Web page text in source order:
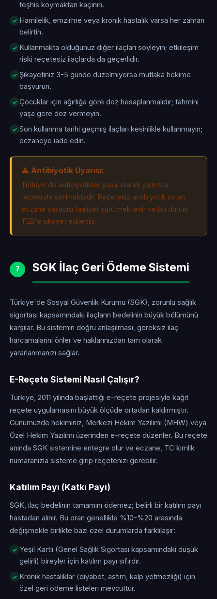
teşhis koymaktan kaçının.
Hamilelik, emzirme veya kronik hastalık varsa her zaman
belirtin.
Kullanmakta olduğunuz diğer ilaçları söyleyin; etkileşim
riski reçetesiz ilaçlarda da geçerlidir.
Şikayetiniz 3-5 günde düzelmiyorsa mutlaka hekime
başvurun.
Çocuklar için ağırlığa göre doz hesaplanmalıdır; tahmini
yaşa göre doz vermeyin.
Son kullanma tarihi geçmiş ilaçları kesinlikle kullanmayın;
eczaneye iade edin.
⚠️ Antibiyotik Uyarısı:
Türkiye'de antibiyotikler yasal olarak yalnızca
reçeteyle satılmaktadır. Reçetesiz antibiyotik satan
eczane yasadışı faaliyet yürütmektedir ve bu durum
TEB'e şikayet edilebilir.
7 SGK İlaç Geri Ödeme Sistemi
Türkiye'de Sosyal Güvenlik Kurumu (SGK), zorunlu sağlık
sigortası kapsamındaki ilaçların bedelinin büyük bölümünü
karşılar. Bu sistemin doğru anlaşılması, gereksiz ilaç
harcamalarını önler ve haklarınızdan tam olarak
yararlanmanızı sağlar.
E-Reçete Sistemi Nasıl Çalışır?
Türkiye, 2011 yılında başlattığı e-reçete projesiyle kağıt
reçete uygulamasını büyük ölçüde ortadan kaldırmıştır.
Günümüzde hekiminiz, Merkezi Hekim Yazılımı (MHW) veya
Özel Hekim Yazılımı üzerinden e-reçete düzenler. Bu reçete
anında SGK sistemine entegre olur ve eczane, TC kimlik
numaranızla sisteme girip reçetenizi görebilir.
Katılım Payı (Katkı Payı)
SGK, ilaç bedelinin tamamını ödemez; belirli bir katılım payı
hastadan alınır. Bu oran genellikle %10-%20 arasında
değişmekle birlikte bazı özel durumlarda farklılaşır:
Yeşil Kartlı (Genel Sağlık Sigortası kapsamındaki düşük
gelirli) bireyler için katılım payı sıfırdır.
Kronik hastalıklar (diyabet, astım, kalp yetmezliği) için
özel geri ödeme listeleri mevcuttur.